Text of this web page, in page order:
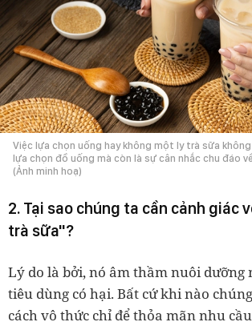
Việc lựa chọn uống hay không một ly trà sữa
lựa chọn đồ uống mà còn là sự cân nhắc chu đáo
(Ảnh minh hoạ)
2. Tại sao chúng ta cần cảnh giác
trà sữa"?
Lý do là bởi, nó âm thầm nuôi dưỡng
tiêu dùng có hại. Bất cứ khi nào
cách vô thức chỉ để thỏa mãn nhu